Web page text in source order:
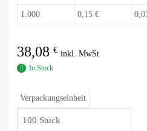
1.000 0,15 €
38,08 €
In Stock
Verpackungseinheit